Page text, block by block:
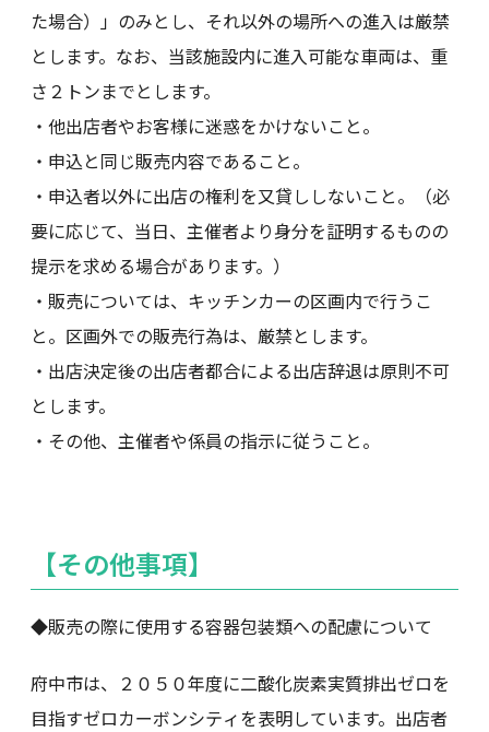
た場合）」のみとし、それ以外の場所への進入は厳禁
とします。なお、当該施設内に進入可能な車両は、重
さ２トンまでとします。
・他出店者やお客様に迷惑をかけないこと。
・申込と同じ販売内容であること。
・申込者以外に出店の権利を又貸ししないこと。（必
要に応じて、当日、主催者より身分を証明するものの
提示を求める場合があります。）
・販売については、キッチンカーの区画内で行うこ
と。区画外での販売行為は、厳禁とします。
・出店決定後の出店者都合による出店辞退は原則不可
とします。
・その他、主催者や係員の指示に従うこと。
【その他事項】
◆販売の際に使用する容器包装類への配慮について
府中市は、２０５０年度に二酸化炭素実質排出ゼロを
目指すゼロカーボンシティを表明しています。出店者